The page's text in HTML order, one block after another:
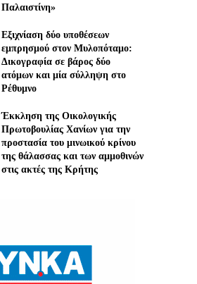
Παλαιστίνη»
Εξιχνίαση δύο υποθέσεων
εμπρησμού στον Μυλοπόταμο:
Δικογραφία σε βάρος δύο
ατόμων και μία σύλληψη στο
Ρέθυμνο
Έκκληση της Οικολογικής
Πρωτοβουλίας Χανίων για την
προστασία του μινωικού κρίνου
της θάλασσας και των αμμοθινών
στις ακτές της Κρήτης